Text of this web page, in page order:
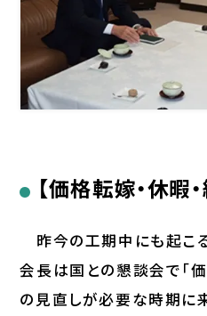
【価格転嫁・休暇・
昨今の工期中にも起こ
会長は国との懇談会で「
の見直しが必要な時期に